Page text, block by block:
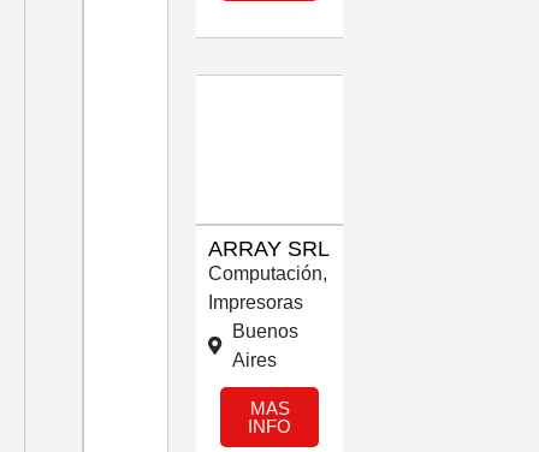
ARRAY SRL
Computación,
Impresoras
Buenos
Aires
MAS
INFO